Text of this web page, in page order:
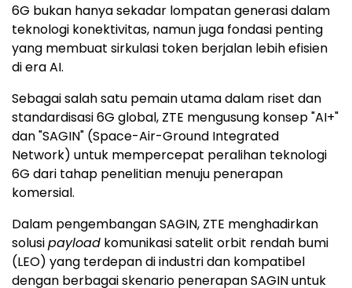
6G bukan hanya sekadar lompatan generasi dalam
teknologi konektivitas, namun juga fondasi penting
yang membuat sirkulasi token berjalan lebih efisien
di era AI.
Sebagai salah satu pemain utama dalam riset dan
standardisasi 6G global, ZTE mengusung konsep "AI+"
dan "SAGIN" (Space-Air-Ground Integrated
Network) untuk mempercepat peralihan teknologi
6G dari tahap penelitian menuju penerapan
komersial.
Dalam pengembangan SAGIN, ZTE menghadirkan
solusipayload komunikasi satelit orbit rendah bumi
(LEO) yang terdepan di industri dan kompatibel
dengan berbagai skenario penerapan SAGIN untuk